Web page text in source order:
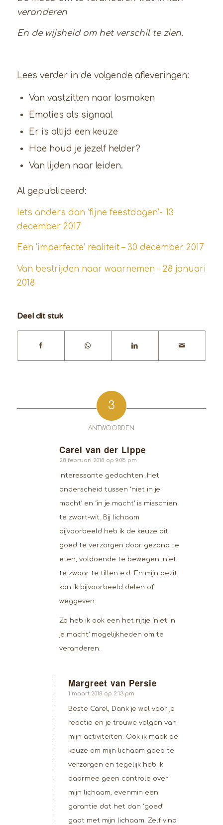
veranderen
En de wijsheid om het verschil te zien.
Lees verder in de volgende afleveringen:
Van vastzitten naar losmaken
Emoties als signaal
Er is altijd een keuze
Hoe houd je jezelf helder?
Van lijden naar leiden.
Al gepubliceerd:
Iets anders dan ‘fijne feestdagen’- 13
december 2017
Een ‘imperfecte’ realiteit – 30 december 2017
Van bestrijden naar waarnemen – 28 januari
2018
Deel dit stuk
3
ANTWOORDEN
Carel van der Lippe
zegt:
28 februari 2018 op 9:05 pm
Interessante gedachten. Het
onderscheid tussen ‘niet in je
macht’ en ‘in je macht’ is misschien
te zwart-wit. Bij lichaam
bijvoorbeeld heb ik de keuze dit
goed te verzorgen door gezond te
eten, voldoende te bewegen, niet
te zwaar te tillen e.d. En mijn bezit
kan ik bijvoorbeeld delen of
weggeven.
Zo heb ik ook een het rijtje ‘niet in
je macht’ mogelijkheden om te
veranderen.
Margreet van Persie
zegt:
1 maart 2018 op 2:13 pm
Beste Carel, Dank je wel voor je
reactie en je trouwe volgen van
mijn activiteiten. Ook ik maak de
keuze om mijn lichaam goed te
verzorgen en tegelijk heb ik
daarmee geen controle over
mijn lichaam, evenmin een
garantie dat het dan ‘goed’
gaat met mijn lichaam. Zelf vind